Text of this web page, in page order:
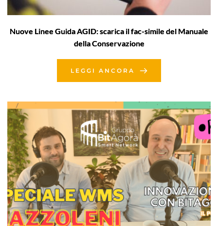
Nuove Linee Guida AGID: scarica il fac-simile del Manuale
della Conservazione
LEGGI ANCORA